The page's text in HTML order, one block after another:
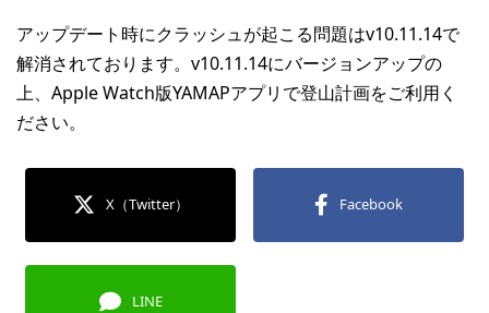
アップデート時にクラッシュが起こる問題はv10.11.14で
解消されております。v10.11.14にバージョンアップの
上、Apple Watch版YAMAPアプリで登山計画をご利用く
ださい。
X（Twitter） Facebook
LINE